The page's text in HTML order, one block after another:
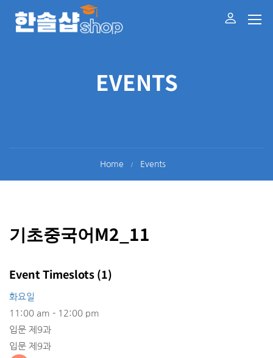
EVENTS
Home Events
기초중국어M2_11
Event Timeslots (1)
화요일
11:00 am - 12:00 pm
입문 제9과
입문 제9과